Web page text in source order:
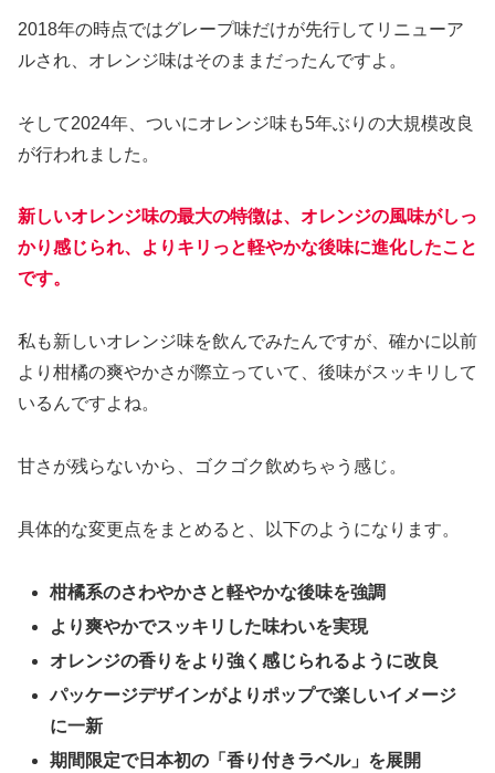
2018年の時点ではグレープ味だけが先行してリニューア
ルされ、オレンジ味はそのままだったんですよ。
そして2024年、ついにオレンジ味も5年ぶりの大規模改良
が行われました。
新しいオレンジ味の最大の特徴は、オレンジの風味がしっ
かり感じられ、よりキリっと軽やかな後味に進化したこと
です。
私も新しいオレンジ味を飲んでみたんですが、確かに以前
より柑橘の爽やかさが際立っていて、後味がスッキリして
いるんですよね。
甘さが残らないから、ゴクゴク飲めちゃう感じ。
具体的な変更点をまとめると、以下のようになります。
柑橘系のさわやかさと軽やかな後味を強調
より爽やかでスッキリした味わいを実現
オレンジの香りをより強く感じられるように改良
パッケージデザインがよりポップで楽しいイメージ
に一新
期間限定で日本初の「香り付きラベル」を展開